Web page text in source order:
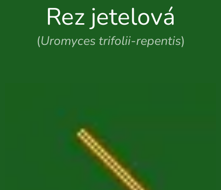
Rez jetelová
(Uromyces trifolii-repentis)